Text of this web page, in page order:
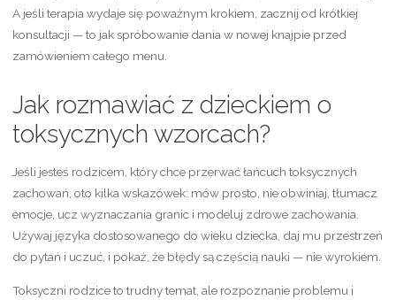
A jeśli terapia wydaje się poważnym krokiem, zacznij od krótkiej
konsultacji — to jak spróbowanie dania w nowej knajpie przed
zamówieniem całego menu.
Jak rozmawiać z dzieckiem o
toksycznych wzorcach?
Jeśli jesteś rodzicem, który chce przerwać łańcuch toksycznych
zachowań, oto kilka wskazówek: mów prosto, nie obwiniaj, tłumacz
emocje, ucz wyznaczania granic i modeluj zdrowe zachowania.
Używaj języka dostosowanego do wieku dziecka, daj mu przestrzeń
do pytań i uczuć, i pokaż, że błędy są częścią nauki — nie wyrokiem.
Toksyczni rodzice to trudny temat, ale rozpoznanie problemu i